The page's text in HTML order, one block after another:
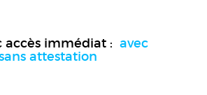
accès immédiat : avec
attestation